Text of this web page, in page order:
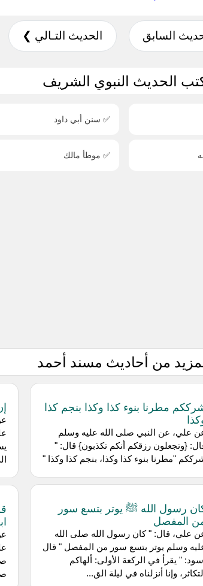
السابق الحديث التـالي ❯
الحديث النبوي الشريف
✅ سنن أبي داود
✅ موطأ مالك
من أحاديث مسند أحمد
مطرنا بنوء كذا وكذا بنجم كذا
علي، عن النبي صلى الله عليه وسلم
{وتجعلون رزقكم أنكم تكذبون} قال: "
"مطرنا بنوء كذا وكذا، بنجم كذا وكذا "
رسول الله ﷺ يوتر بتسع سور
المفصل
علي، قال: " كان رسول الله صلى الله
وسلم يوتر بتسع سور من المفصل " قال
" يقرأ في الركعة الأولى: ألهاكم
وإنا أنزلناه في ليلة الق...